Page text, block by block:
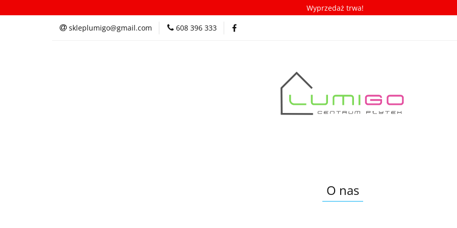
Wyprzedaż trwa!
skleplumigo@gmail.com 608 396 333
Kategorie Inspiracje Porady/ABC płytek Nowości
O nas